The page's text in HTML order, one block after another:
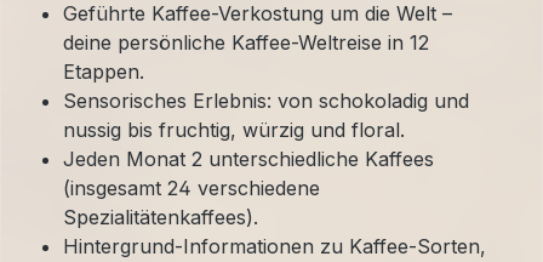
Geführte Kaffee-Verkostung um die Welt –
deine persönliche Kaffee-Weltreise in 12
Etappen.
Sensorisches Erlebnis: von schokoladig und
nussig bis fruchtig, würzig und floral.
Jeden Monat 2 unterschiedliche Kaffees
(insgesamt 24 verschiedene
Spezialitätenkaffees).
Hintergrund-Informationen zu Kaffee-Sorten,